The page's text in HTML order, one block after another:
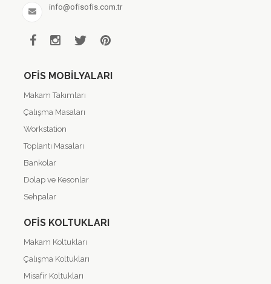
info@ofisofis.com.tr
OFIS MOBILYALARI
Makam Takımları
Çalışma Masaları
Workstation
Toplantı Masaları
Bankolar
Dolap ve Kesonlar
Sehpalar
OFIS KOLTUKLARI
Makam Koltukları
Çalışma Koltukları
Misafir Koltukları